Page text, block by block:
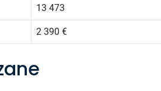
13 473
2 390 €